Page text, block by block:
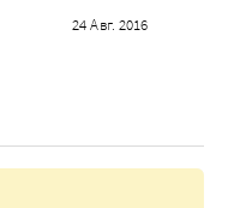
24 Авг. 2016